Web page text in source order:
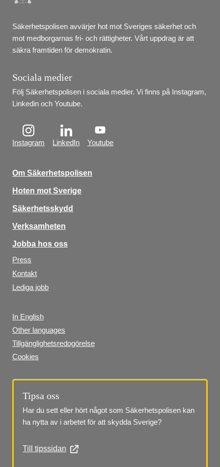
Säkerhetspolisen avvärjer hot mot Sveriges säkerhet och
mot medborgarnas fri- och rättigheter. Vårt uppdrag är att
säkra framtiden för demokratin.
Sociala medier
Följ Säkerhetspolisen i sociala medier. Vi finns på Instagram,
Linkedin och Youtube.
Instagram LinkedIn Youtube
Om Säkerhetspolisen
Hoten mot Sverige
Säkerhetsskydd
Verksamheten
Jobba hos oss
Press
Kontakt
Lediga jobb
In English
Other languages
Tillgänglighetsredogörelse
Cookies
Tipsa oss
Har du sett eller hört något som Säkerhetspolisen kan
ha nytta av i arbetet för att skydda Sverige?
Till tipssidan